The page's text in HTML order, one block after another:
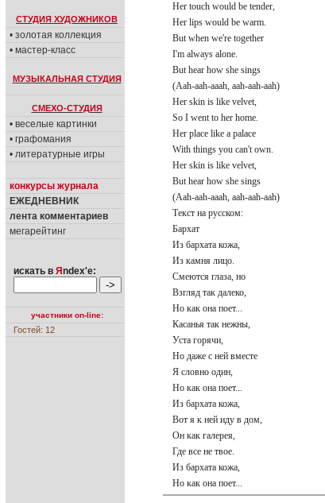
СТУДИЯ ХУДОЖНИКОВ
• золотая коллекция
• мастер-класс
МУЗЫКАЛЬНАЯ СТУДИЯ
СМЕХО-СТУДИЯ
• веселые картинки
• графомания
• литературные игры
конкурсы журнала
ЕЖЕДНЕВНИК
лента комментариев
мегарейтинг
искать в Я ndex'е:
участники on-line:
Гостей: 12
Her touch would be tender,
Her lips would be warm.
But when we're together
I'm always alone.
But hear how she sings
(Aah-aah-aaah, aah-aah-aah)
Her skin is like velvet,
So I went to her home.
Her place like a palace
With things you can't own.
Her skin is like velvet,
But hear how she sings
(Aah-aah-aaah, aah-aah-aah)
Текст на русском:
Бархат
Из бархата кожа,
Из камня лицо.
Смеются глаза, но
Взгляд так далеко,
Но как она поет...
Касанья так нежны,
Уста горячи,
Но даже с ней вместе
Я словно один,
Но как она поет...
Из бархата кожа,
Вот я к ней иду в дом,
Он как галерея,
Где все не твое.
Из бархата кожа,
Но как она поет...